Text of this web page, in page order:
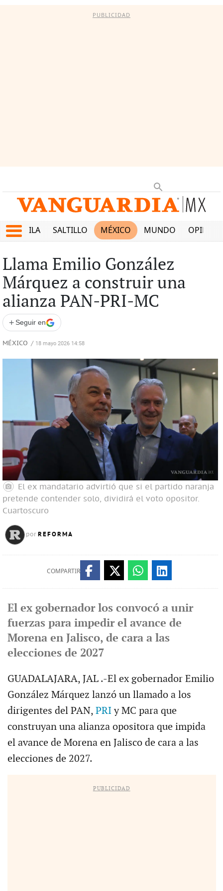
PUBLICIDAD
COAHUILA SALTILLO MÉXICO MUNDO OPINIÓN
Llama Emilio González
Márquez a construir una
alianza PAN-PRI-MC
+ Seguir en
MÉXICO / 18 mayo 2026 14:58
El ex mandatario advirtió que si el partido naranja
pretende contender solo, dividirá el voto opositor.
Cuartoscuro
por REFORMA
COMPARTIR
El ex gobernador los convocó a unir
fuerzas para impedir el avance de
Morena en Jalisco, de cara a las
elecciones de 2027
GUADALAJARA, JAL .-El ex gobernador Emilio
González Márquez lanzó un llamado a los
dirigentes del PAN, PRIy MC para que
construyan una alianza opositora que impida
el avance de Morena en Jalisco de cara a las
elecciones de 2027.
PUBLICIDAD